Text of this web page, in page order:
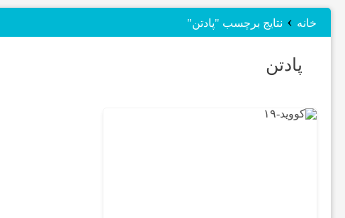
رسانه
اخبار
خانه › نتایج برچسب "پادتن"
پادتن